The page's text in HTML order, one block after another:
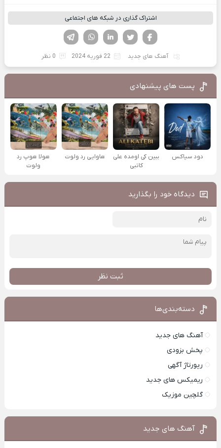
اشتراک گذاری در شبکه های اجتماعی
لینکدین تویتر
فیسوک
آهنگ های جدید 22 فوریه 2024 0 نظر
پست های پیشنهادی
دود سیاکس
ببین کی اومده علی
کاتبی
هاوایی رد ولوت
هولا هوپ رد
ولوت
دیدگاه خود را بگذارید
ثبت نظر
دسته‌بندی‌ها
آهنگ های جدید
پخش بزودی
رپورتاژ آگهی
ریمیکس های جدید
گلچین موزیک
آهنگ های جدید